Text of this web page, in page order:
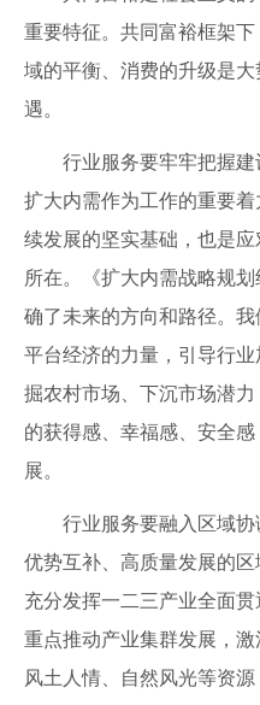
重要特征。共同富裕框架
域的平衡、消费的升级是
遇。
行业服务要牢牢把握建
扩大内需作为工作的重要
续发展的坚实基础，也是
所在。《扩大内需战略规
确了未来的方向和路径。
平台经济的力量，引导行
掘农村市场、下沉市场潜
的获得感、幸福感、安全
展。
行业服务要融入区域协
优势互补、高质量发展的
充分发挥一二三产业全面
重点推动产业集群发展，激
风土人情、自然风光等资